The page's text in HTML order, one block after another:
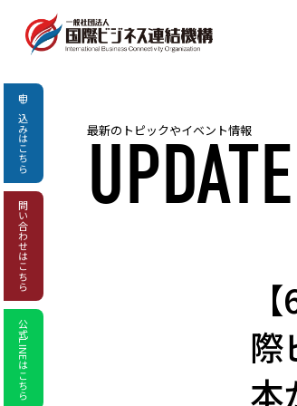
申し込み
はこちら
問い合わせ
はこちら
公式LINEはこちら
最新のトピックやイベント情報
際
本